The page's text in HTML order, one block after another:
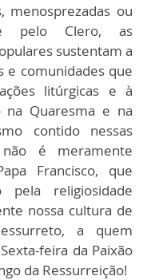
menosprezadas ou
pelo Clero, as
sustentam a
e comunidades que
litúrgicas e à
Quaresma e na
contido nessas
é meramente
Francisco, que
pela religiosidade
nossa cultura de
a quem
feira da Paixão
da Ressurreição!